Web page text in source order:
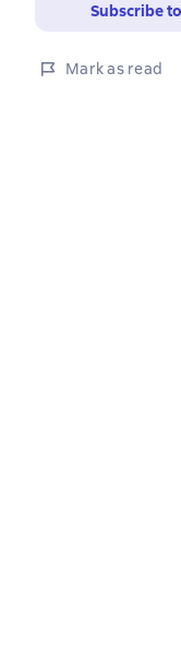
Subscribe
Mark as read